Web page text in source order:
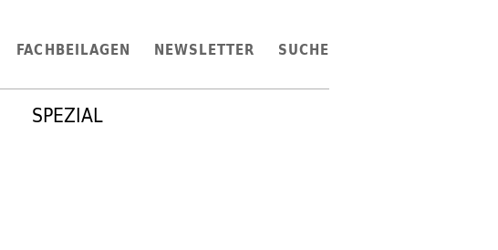
FACHBEILAGEN NEWSLETTER SUCHE
SPEZIAL